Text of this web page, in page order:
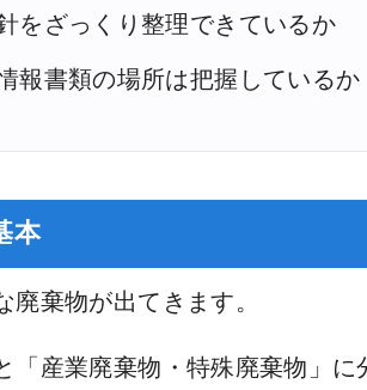
をざっくり整理できているか
報書類の場所は把握しているか
本
棄物が出てきます。
「産業廃棄物・特殊廃棄物」に